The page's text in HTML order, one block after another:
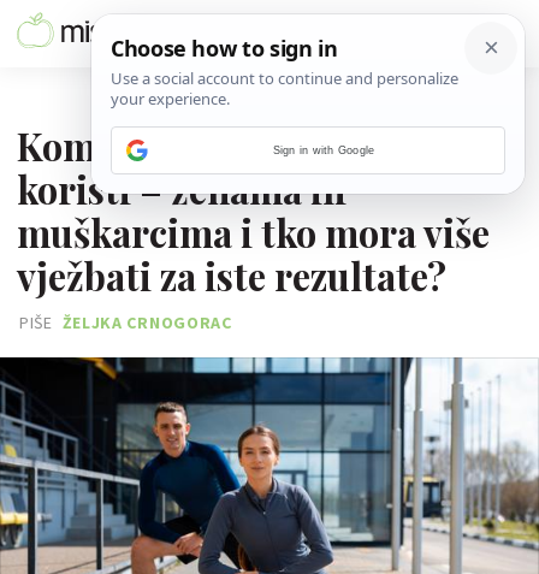
Kome vježbanje donosi više
koristi – ženama ili
muškarcima i tko mora više
vježbati za iste rezultate?
PIŠE ŽELJKA CRNOGORAC
Sign in with Google